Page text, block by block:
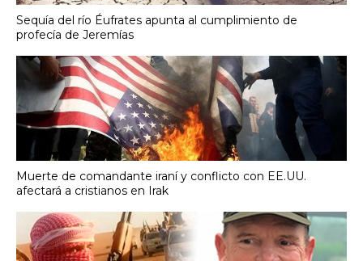
Sequía del río Éufrates apunta al cumplimiento de
profecía de Jeremías
Muerte de comandante iraní y conflicto con EE.UU.
afectará a cristianos en Irak